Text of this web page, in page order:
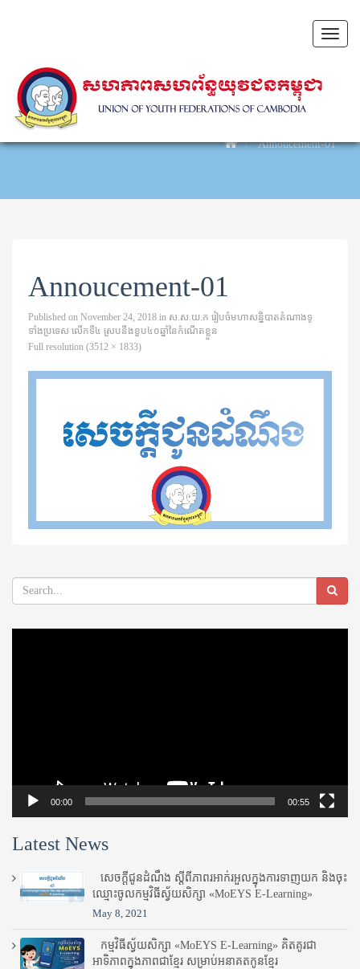
Toggle
Annoucement-01
Annoucement-01
Published on November 24, 2018 in ស.ស.យ.ក រៀបចំ​មហាសន្និបាត​តំណាង​ទូ
ទាំង​ប្រទេស លើកទី៤ ស្របនឹងខួប៤០​ឆ្នាំ​នៃ​កំណើត​ខ្លួន
Full resolution (3512 × 1833)
00:00 00:55
Latest News
សេចក្តីជូនដំណឹង ស្តី​ពីភាព​រអាក់រអួល​ក្នុងការ​ទាញ​យក និង​ចុះ​
ឈ្មោះ​ចូល​កម្មវិធី​ស្វ័យសិក្សា «MoEYS E-Learning»
May 8, 2021
កម្មវិធីស្វ័យសិក្សា «MoEYS E-Learning» គិតគូរជា
អាទិភាពក្នុងភាពជាខ្មែរ សម្រាប់អនាគតកូនខ្មែរ